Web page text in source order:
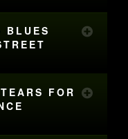
BLUES
FOR